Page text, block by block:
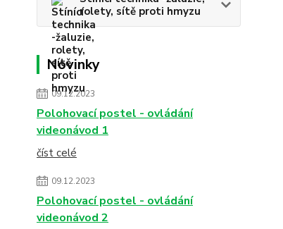
rolety, sítě proti hmyzu
Novinky
09.12.2023
Polohovací postel - ovládání
videonávod 1
číst celé
09.12.2023
Polohovací postel - ovládání
videonávod 2